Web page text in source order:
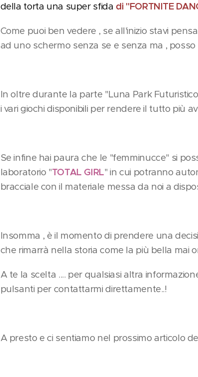
della torta una super sfida di "FORTNITE
Come puoi ben vedere , se all'inizio stavi
ad uno schermo senza se e senza ma ,
In oltre durante la parte "Luna Park
i vari giochi disponibili per rendere il tutto più
Se infine hai paura che le "femminucce" si
laboratorio "TOTAL GIRL" in cui potranno
bracciale con il materiale messa da noi a
Insomma , è il momento di prendere una
che rimarrà nella storia come la più bella mai
A te la scelta .... per qualsiasi altra
pulsanti per contattarmi direttamente..!
A presto e ci sentiamo nel prossimo articolo